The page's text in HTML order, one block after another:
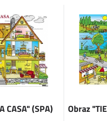
CASA" (SPA) Obraz